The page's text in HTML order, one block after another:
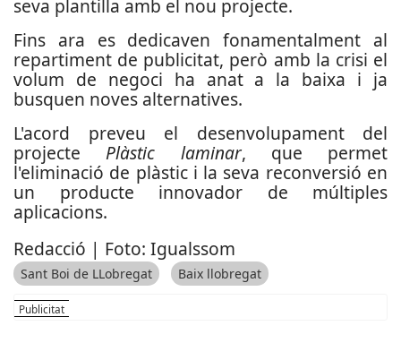
seva plantilla amb el nou projecte.
Fins ara es dedicaven fonamentalment al
repartiment de publicitat, però amb la crisi el
volum de negoci ha anat a la baixa i ja
busquen noves alternatives.
L'acord preveu el desenvolupament del
projectePlàstic laminar, que permet
l'eliminació de plàstic i la seva reconversió en
un producte innovador de múltiples
aplicacions.
Redacció | Foto: Igualssom
Sant Boi de LLobregat Baix llobregat